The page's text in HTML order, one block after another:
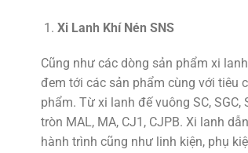
Xi Lanh Khí Nén SNS
Cũng như các dòng sản phẩm xi
đem tới các sản phẩm cùng với tiêu
phẩm. Từ xi lanh đế vuông SC, SGC,
tròn MAL, MA, CJ1, CJPB. Xi lanh
hành trình cũng như linh kiện, phụ